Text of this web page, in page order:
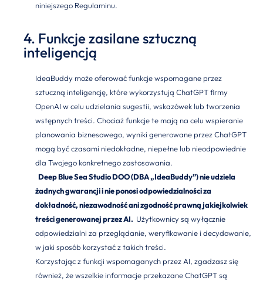
niniejszego Regulaminu.
4. Funkcje zasilane sztuczną
inteligencją
IdeaBuddy może oferować funkcje wspomagane przez
sztuczną inteligencję, które wykorzystują ChatGPT firmy
OpenAI w celu udzielania sugestii, wskazówek lub tworzenia
wstępnych treści. Chociaż funkcje te mają na celu wspieranie
planowania biznesowego, wyniki generowane przez ChatGPT
mogą być czasami niedokładne, niepełne lub nieodpowiednie
dla Twojego konkretnego zastosowania.
Deep Blue Sea Studio DOO (DBA „IdeaBuddy”) nie udziela
żadnych gwarancji i nie ponosi odpowiedzialności za
dokładność, niezawodność ani zgodność prawną jakiejkolwiek
treści generowanej przez AI. Użytkownicy są wyłącznie
odpowiedzialni za przeglądanie, weryfikowanie i decydowanie,
w jaki sposób korzystać z takich treści.
Korzystając z funkcji wspomaganych przez AI, zgadzasz się
również, że wszelkie informacje przekazane ChatGPT są